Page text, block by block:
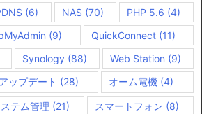
(6) NAS (70) PHP 5.6 (4)
(9) QuickConnect(11)
Synology (88) Web Station (9)
アップデート (28) オーム電機 (4)
テム管理 (21) スマートフォン (8)